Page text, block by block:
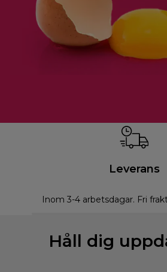
Leverans
Inom 3-4 arbetsdagar. Fri
Håll dig